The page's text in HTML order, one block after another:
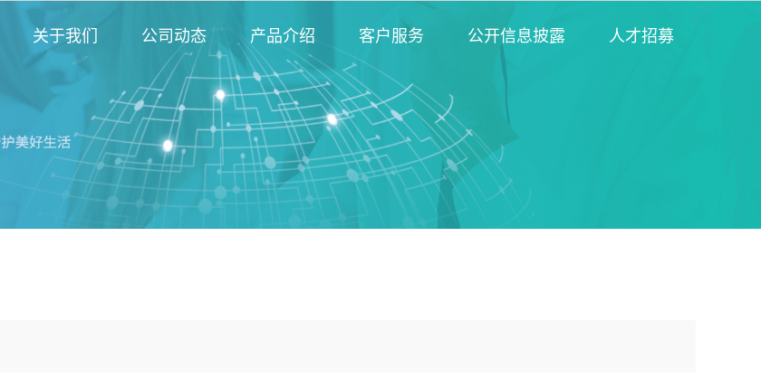
关于我们 公司动态 产品介绍 客户服务 公开信息披露 人才招募